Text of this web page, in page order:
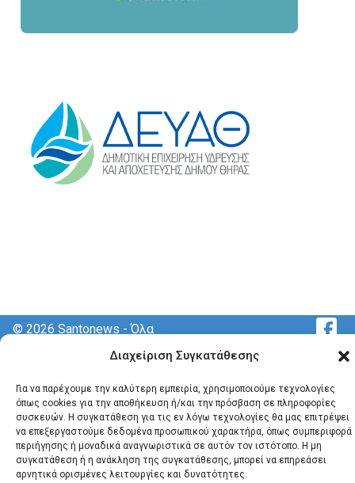
Διαχείριση Συγκατάθεσης
Για να παρέχουμε την καλύτερη εμπειρία, χρησιμοποιούμε τεχνολογίες
όπως cookies για την αποθήκευση ή/και την πρόσβαση σε πληροφορίες
συσκευών. Η συγκατάθεση για τις εν λόγω τεχνολογίες θα μας επιτρέψει
να επεξεργαστούμε δεδομένα προσωπικού χαρακτήρα, όπως συμπεριφορά
περιήγησης ή μοναδικά αναγνωριστικά σε αυτόν τον ιστότοπο. Η μη
συγκατάθεση ή η ανάκληση της συγκατάθεσης, μπορεί να επηρεάσει
αρνητικά ορισμένες λειτουργίες και δυνατότητες.
© 2026 Santonews - Όλα